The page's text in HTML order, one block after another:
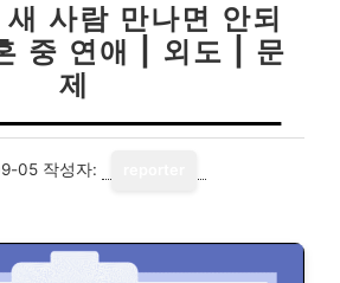
사람 만나면 안되
중 연애 | 외도 | 문
제
05 작성자: